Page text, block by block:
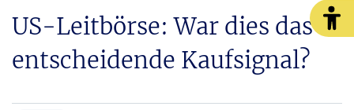
US-Leitbörse: War dies das
entscheidende Kaufsignal?